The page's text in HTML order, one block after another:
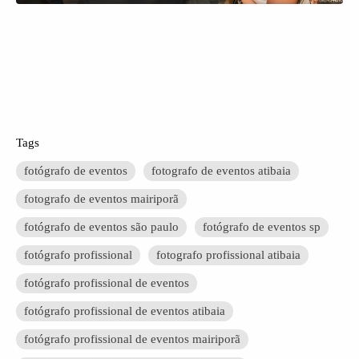
Tags
fotógrafo de eventos fotografo de eventos atibaia
fotografo de eventos mairiporã
fotógrafo de eventos são paulo fotógrafo de eventos sp
fotógrafo profissional fotografo profissional atibaia
fotógrafo profissional de eventos
fotógrafo profissional de eventos atibaia
fotógrafo profissional de eventos mairiporã